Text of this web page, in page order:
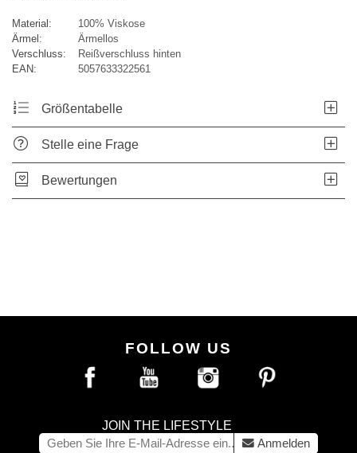
Material:
100% Viskose
Ärmel:
Ärmellos
Verschluss:
Reißverschluss hinten
EAN:
5057633322561
Größentabelle
Stelle eine Frage
Bewertungen
FOLLOW US
JOIN THE LIFESTYLE
Anmelden